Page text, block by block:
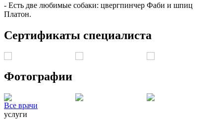
- Есть две любимые собаки: цвергпинчер Фаби и шпиц
Платон.
Сертификаты специалиста
Фотографии
Все врачи
услуги